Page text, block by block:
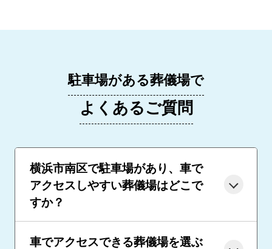
駐車場がある葬儀場で
よくあるご質問
横浜市南区で駐車場があり、車で
アクセスしやすい葬儀場はどこで
すか？
車でアクセスできる葬儀場を選ぶ